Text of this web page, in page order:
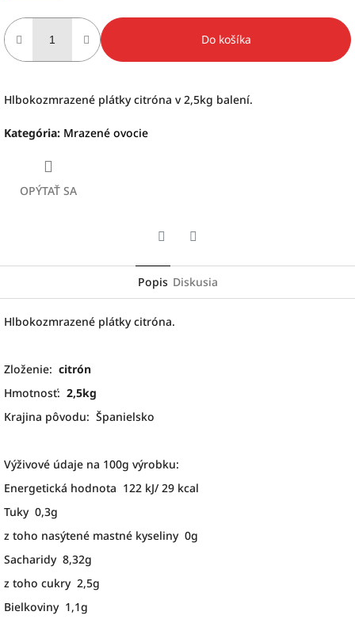
Do košíka
Hlbokozmrazené plátky citróna v 2,5kg balení.
Kategória: Mrazené ovocie
OPÝTAŤ SA
Popis Diskusia
Hlbokozmrazené plátky citróna.
Zloženie: citrón
Hmotnosť: 2,5kg
Krajina pôvodu: Španielsko
Výživové údaje na 100g výrobku:
Energetická hodnota 122 kJ/ 29 kcal
Tuky 0,3g
z toho nasýtené mastné kyseliny 0g
Sacharidy 8,32g
z toho cukry 2,5g
Bielkoviny 1,1g